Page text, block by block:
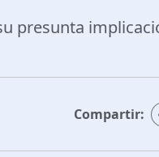
presunta
Compartir: